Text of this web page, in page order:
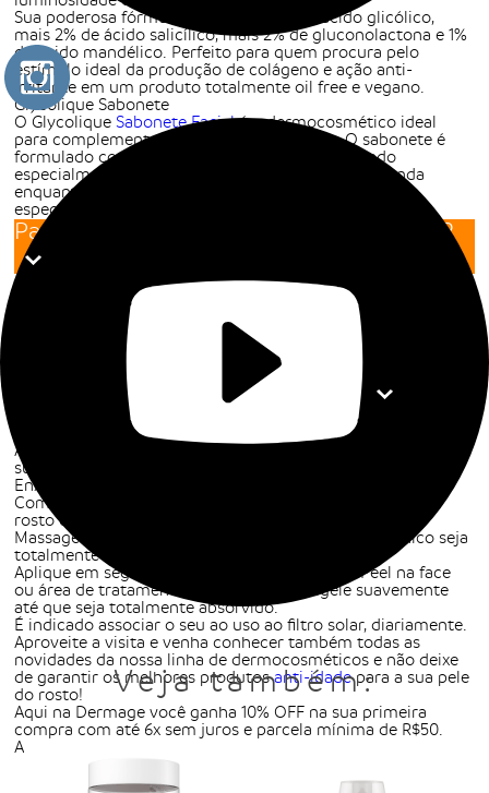
Sua poderosa fórmula conta com 9% de ácido glicólico,
mais 2% de ácido salicílico, mais 2% de gluconolactona e 1%
de ácido mandélico. Perfeito para quem procura pelo
estímulo ideal da produção de colágeno e ação anti-
irritante em um produto totalmente oil free e vegano.
Glycolique Sabonete
O GlycoliqueSabonete Facialé o dermocosmético ideal
para complementar sua rotina de skincare. O sabonete é
formulado com 5,7% de ácido glicólico e foi criado
especialmente para promover limpeza facial profunda
enquanto auxilia na desobstrução dos poros. É
especialmente indicado peles sensíveis.
Para quem é indicada a linha Glycolique?
Os dermocosméticos da linha Glycolique são todos
indicados para quem procura combater com eficiência a
textura irregular e a falta de luminosidade da pele do rosto.
Também são indicados para as pessoas com pele opaca e
com poros dilatados, desde a pele mais
oleosa
Como utilizar a linha Glycolique?
Lave a pele com água morna ou levemente aquecida para
manter a pele úmida;
Aplique o Glycolique Sabonete em todo o rosto e massageie
suavemente;
Enxágue até retirar todo o resíduo do sabonete líquido;
Com a pele higienizada, aplique o tônico suavemente no
rosto com a ajuda de um algodão ou dos dedos;
Massageie o rosto durante a aplicação até que o tônico seja
totalmente absorvido;
Aplique em seguida de 2 a 3 gotas do Intense Peel na face
ou área de tratamento e também massageie suavemente
até que seja totalmente absorvido.
É indicado associar o seu ao uso ao filtro solar, diariamente.
Aproveite a visita e venha conhecer também todas as
novidades da nossa linha de dermocosméticos e não deixe
de garantir os melhores produtosanti-idadepara a sua pele
do rosto!
Aqui na Dermage você ganha 10% OFF na sua primeira
compra com até 6x sem juros e parcela mínima de R$50.
Aproveita!
Veja também: